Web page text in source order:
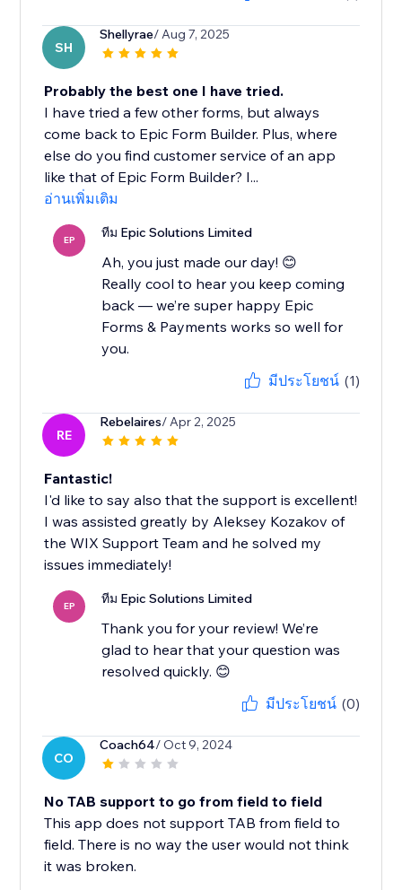
SH
Shellyrae/ Aug 7, 2025
Probably the best one I have tried.
I have tried a few other forms, but always
come back to Epic Form Builder. Plus, where
else do you find customer service of an app
like that of Epic Form Builder? I...
อ่านเพิ่มเติม
EP ทีม Epic Solutions Limited
Ah, you just made our day! 😊
Really cool to hear you keep coming
back — we’re super happy Epic
Forms & Payments works so well for
you.
มีประโยชน์ (1)
RE
Rebelaires/ Apr 2, 2025
Fantastic!
I'd like to say also that the support is excellent!
I was assisted greatly by Aleksey Kozakov of
the WIX Support Team and he solved my
issues immediately!
EP ทีม Epic Solutions Limited
Thank you for your review! We’re
glad to hear that your question was
resolved quickly. 😊
มีประโยชน์ (0)
CO
Coach64/ Oct 9, 2024
No TAB support to go from field to field
This app does not support TAB from field to
field. There is no way the user would not think
it was broken.